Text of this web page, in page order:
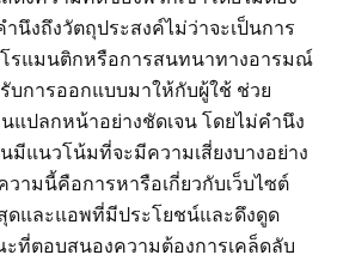
ำนึงถึงวัตถุประสงค์ไม่ว่าจะเป็นการ
รแมนติกหรือการสนทนาทางอารมณ์
บการออกแบบมาให้กับผู้ใช้ ช่วย
แปลกหน้าอย่างชัดเจน โดยไม่คำนึง
มีแนวโน้มที่จะมีความเสี่ยงบางอย่าง
ามนี้คือการหารือเกี่ยวกับเว็บไซต์
และแอพที่มีประโยชน์และดึงดูด
ที่ตอบสนองความต้องการเคล็ดลับ